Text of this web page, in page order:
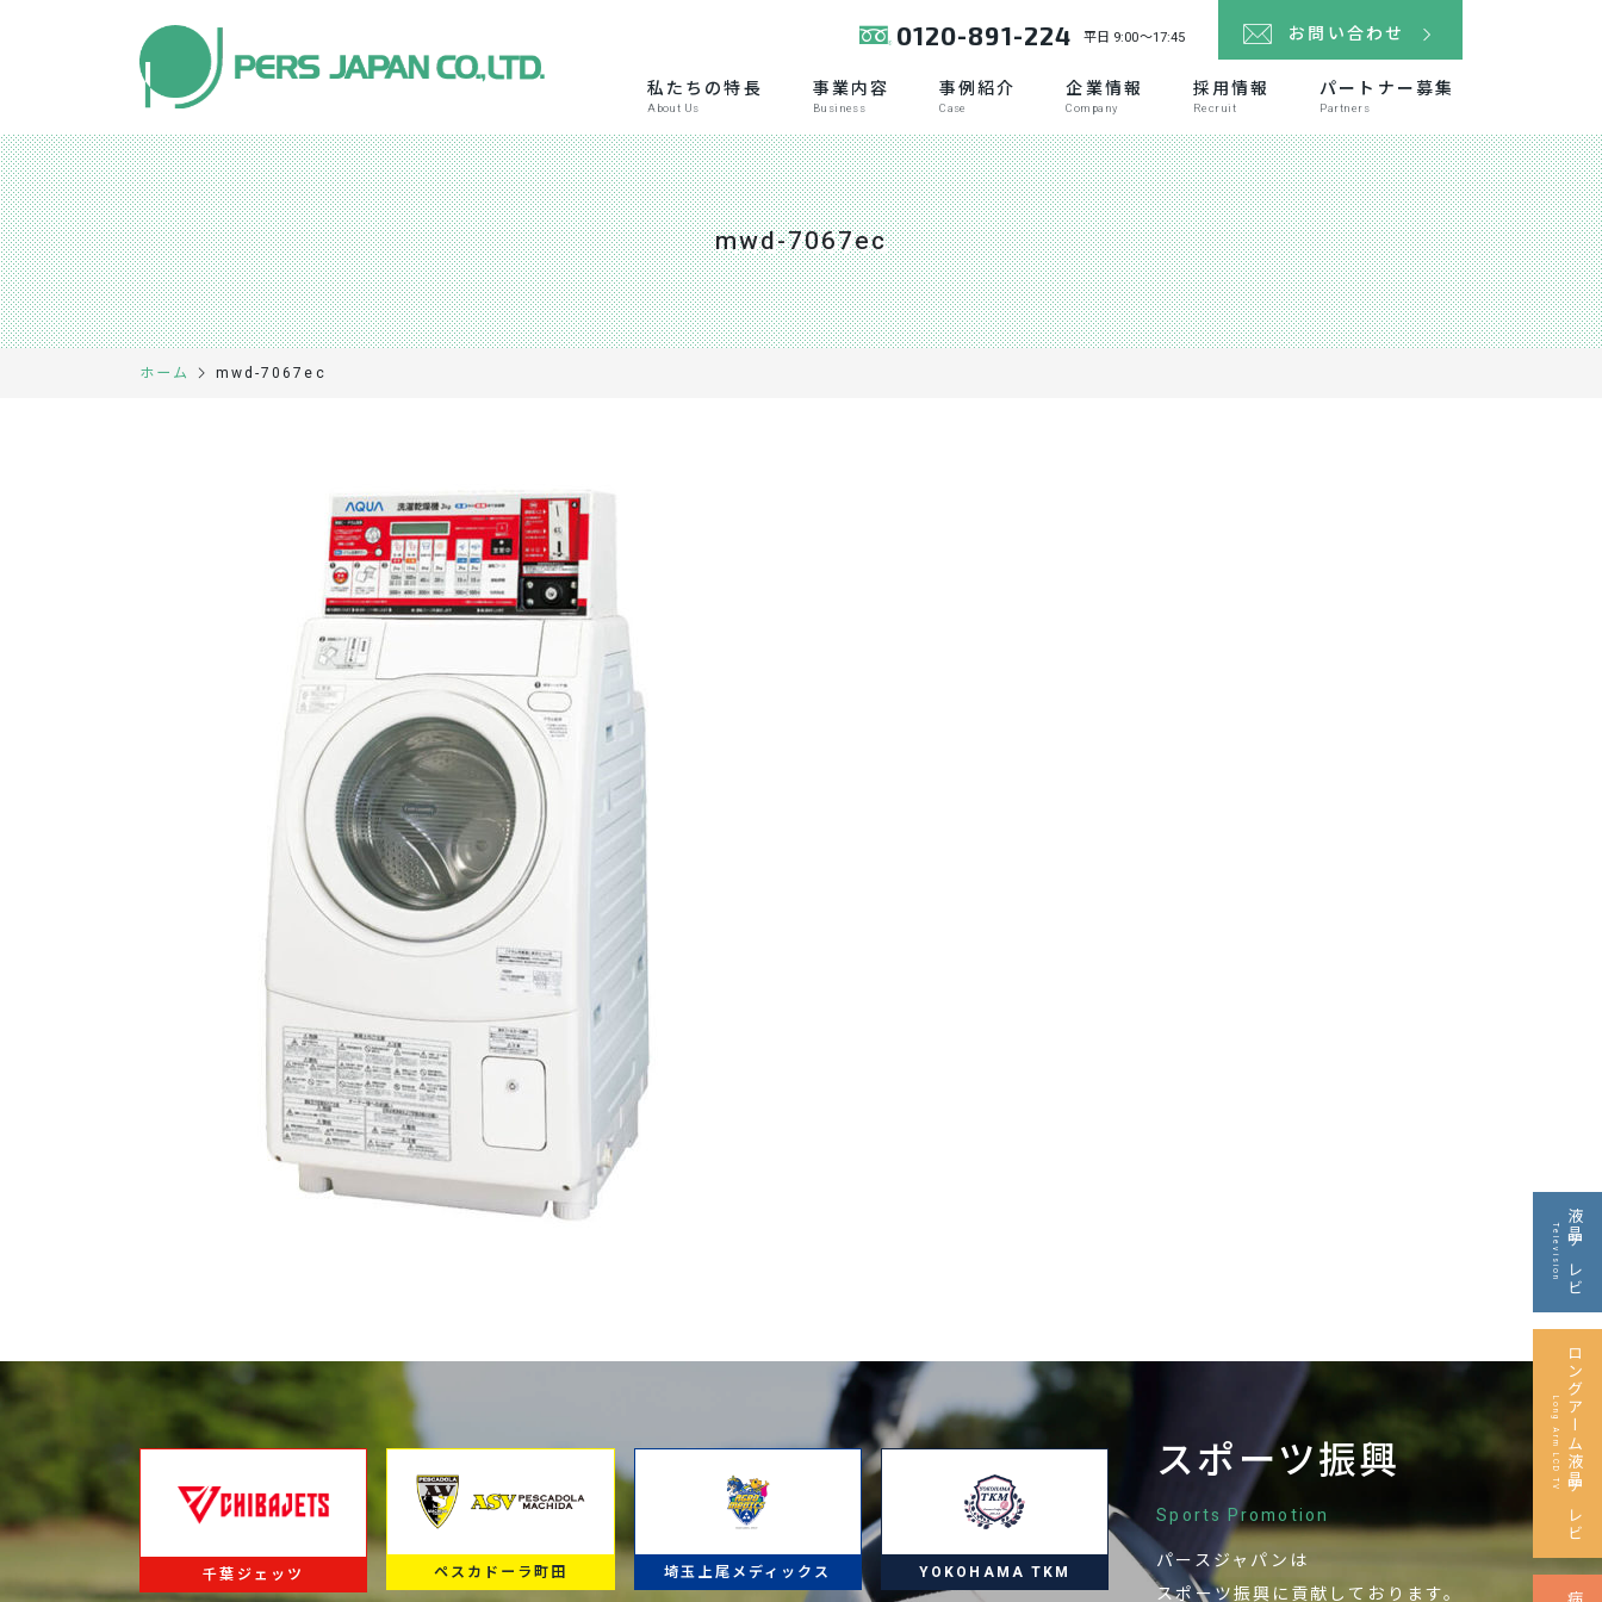
私たちの特長
About Us
事業内容
Business
事例紹介
Case
企業情報
Company
採用情報
Recruit
パートナー募集
Partners
0120-891-224 平日 9:00～17:45 お問い合わせ
mwd-7067ec
ホーム mwd-7067ec
スポーツ振興
Sports Promotion
パースジャパンは
スポーツ振興に貢献しております。
千葉ジェッツ ペスカドーラ町田 埼玉上尾メディックス YOKOHAMA TKM
液晶テレビ
Television
ロングアーム液晶テレビ
Long Arm LCD TV